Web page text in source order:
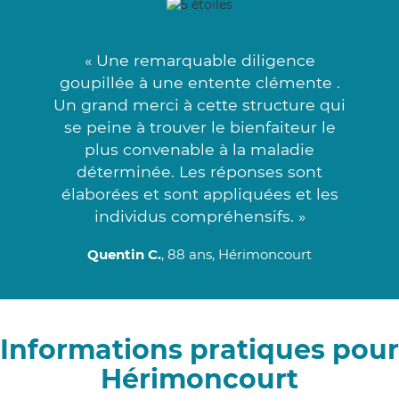
« Une remarquable diligence
goupillée à une entente clémente .
Un grand merci à cette structure qui
se peine à trouver le bienfaiteur le
plus convenable à la maladie
déterminée. Les réponses sont
élaborées et sont appliquées et les
individus compréhensifs. »
Quentin C., 88 ans, Hérimoncourt
Informations pratiques pour
Hérimoncourt